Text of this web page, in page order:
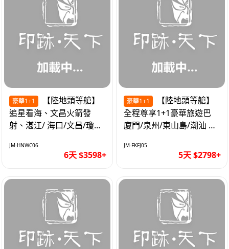
豪華1+1
追星看海、文昌火箭發
射、湛江/ 海口/文昌/瓊海/
優質6天
JM-HNWC06
6天 $3598+
豪華1+1
全程尊享1+1豪華旅遊巴
廈門/泉州/東山島/潮汕 精
JM-FKFJ05
5天 $2798+